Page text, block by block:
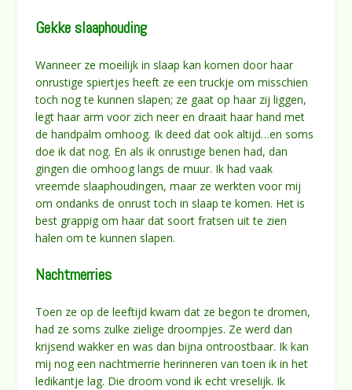
Gekke slaaphouding
Wanneer ze moeilijk in slaap kan komen door haar
onrustige spiertjes heeft ze een truckje om misschien
toch nog te kunnen slapen; ze gaat op haar zij liggen,
legt haar arm voor zich neer en draait haar hand met
de handpalm omhoog. Ik deed dat ook altijd…en soms
doe ik dat nog. En als ik onrustige benen had, dan
gingen die omhoog langs de muur. Ik had vaak
vreemde slaaphoudingen, maar ze werkten voor mij
om ondanks de onrust toch in slaap te komen. Het is
best grappig om haar dat soort fratsen uit te zien
halen om te kunnen slapen.
Nachtmerries
Toen ze op de leeftijd kwam dat ze begon te dromen,
had ze soms zulke zielige droompjes. Ze werd dan
krijsend wakker en was dan bijna ontroostbaar. Ik kan
mij nog een nachtmerrie herinneren van toen ik in het
ledikantje lag. Die droom vond ik echt vreselijk. Ik